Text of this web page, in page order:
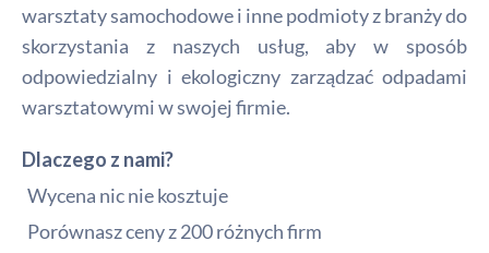
warsztaty samochodowe i inne podmioty z branży do
skorzystania z naszych usług, aby w sposób
odpowiedzialny i ekologiczny zarządzać odpadami
warsztatowymi w swojej firmie.
Dlaczego z nami?
Wycena nic nie kosztuje
Porównasz ceny z 200 różnych firm